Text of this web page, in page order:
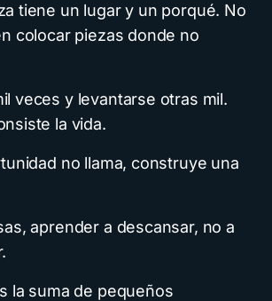
tiene un lugar y un porqué. No
colocar piezas donde no
veces y levantarse otras mil.
la vida.
no llama, construye una
aprender a descansar, no a
la suma de pequeños